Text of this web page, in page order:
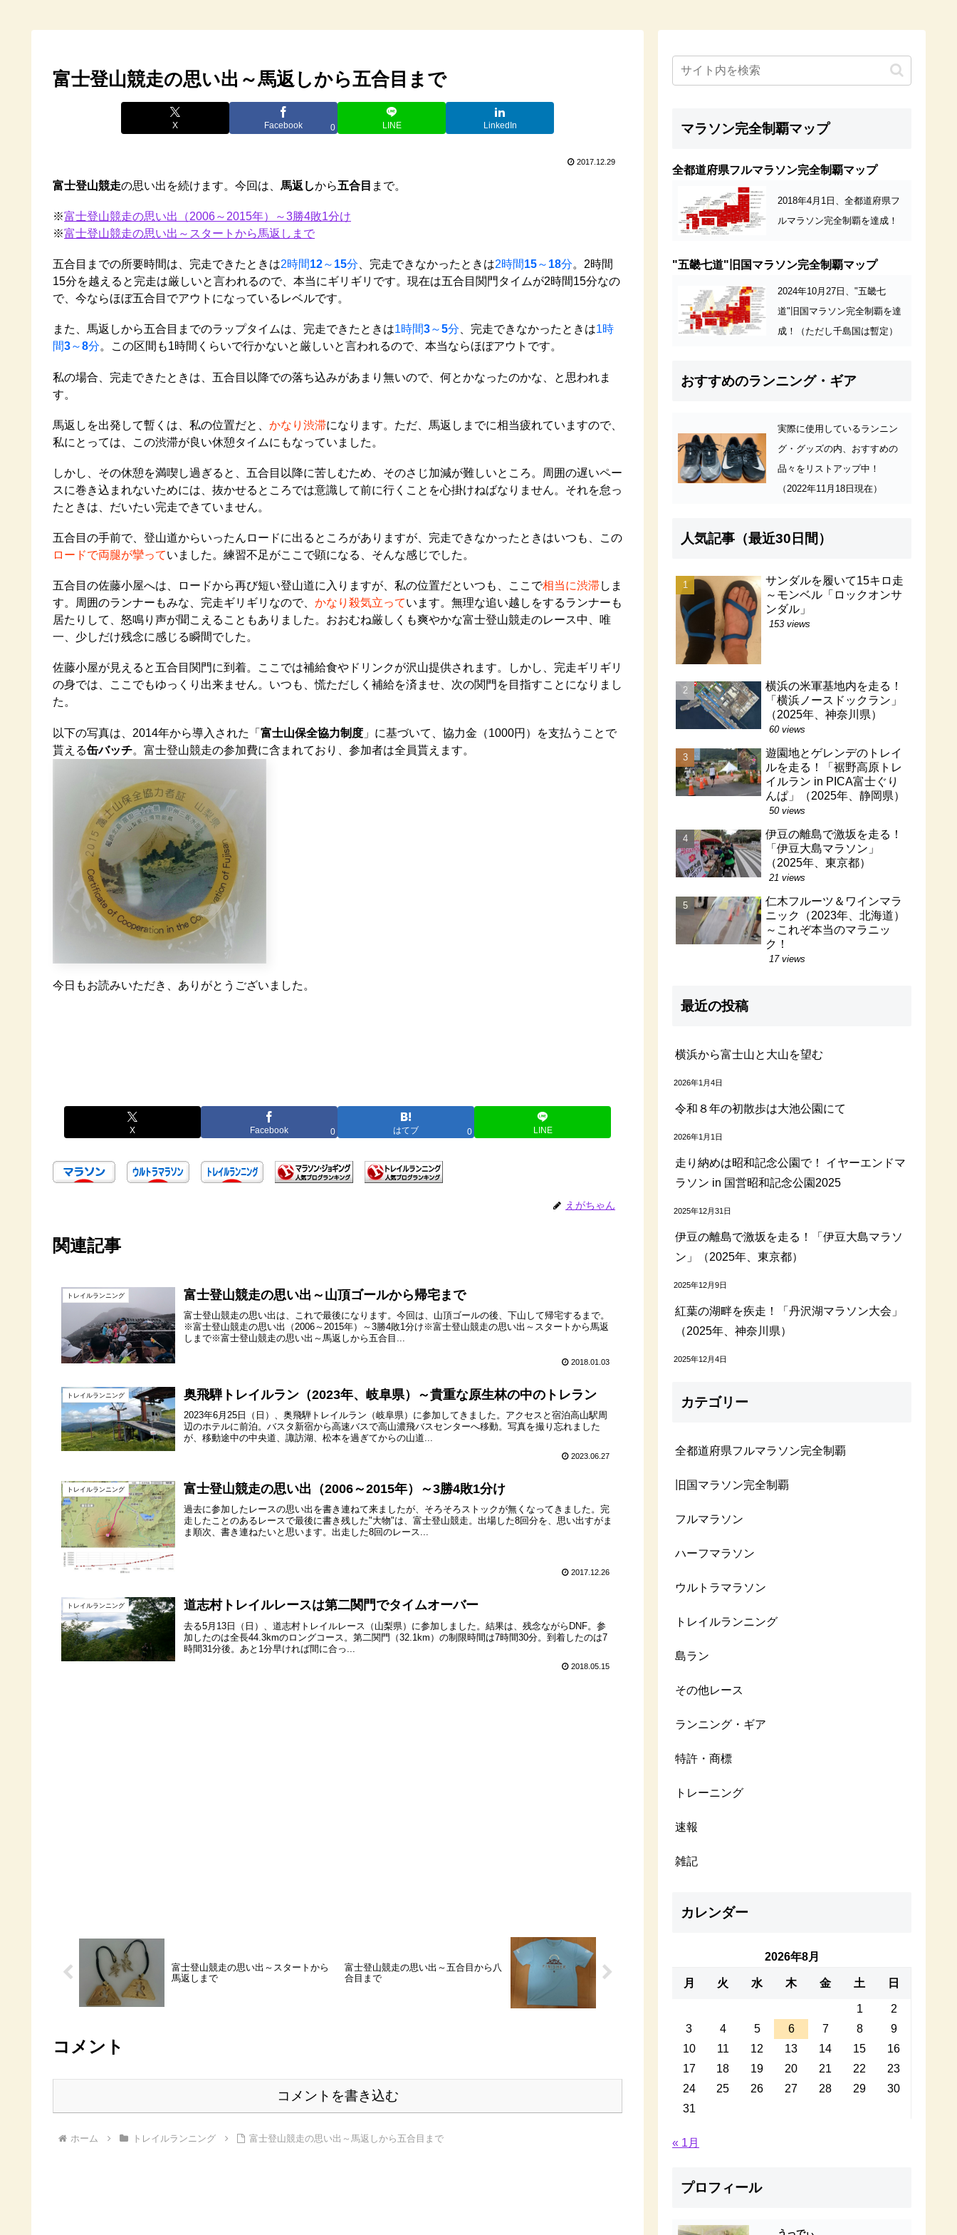
富士登山競走の思い出～馬返しから五合目まで
X Facebook 0 LINE LinkedIn
2017.12.29
富士登山競走の思い出を続けます。今回は、 馬返しから五合目 まで。
※富士登山競走の思い出（2006～2015年）～3勝4敗1分け
※富士登山競走の思い出～スタートから馬返しまで
五合目までの所要時間は、完走できたときは2時間12～ 15分 、完走できなかったときは2時間15～ 18分。2時間
15分を越えると完走は厳しいと言われるので、本当にギリギリです。現在は五合目関門タイムが2時間15分なの
で、今ならほぼ五合目でアウトになっているレベルです。
また、馬返しから五合目までのラップタイムは、完走できたときは1時間3～5分 、完走できなかったときは1時
間3～8分。この区間も1時間くらいで行かないと厳しいと言われるので、本当ならほぼアウトです。
私の場合、完走できたときは、五合目以降での落ち込みがあまり無いので、何とかなったのかな、と思われま
す。
馬返しを出発して暫くは、私の位置だと、 かなり渋滞になります。ただ、馬返しまでに相当疲れていますので、
私にとっては、この渋滞が良い休憩タイムにもなっていました。
しかし、その休憩を満喫し過ぎると、五合目以降に苦しむため、そのさじ加減が難しいところ。周囲の遅いペー
スに巻き込まれないためには、抜かせるところでは意識して前に行くことを心掛けねばなりません。それを怠っ
たときは、だいたい完走できていません。
五合目の手前で、登山道からいったんロードに出るところがありますが、完走できなかったときはいつも、この
ロードで両腿が攣っていました。練習不足がここで顕になる、そんな感じでした。
五合目の佐藤小屋へは、ロードから再び短い登山道に入りますが、私の位置だといつも、ここで相当に渋滞しま
す。周囲のランナーもみな、完走ギリギリなので、 かなり殺気立っています。無理な追い越しをするランナーも
居たりして、怒鳴り声が聞こえることもありました。おおむね厳しくも爽やかな富士登山競走のレース中、唯
一、少しだけ残念に感じる瞬間でした。
佐藤小屋が見えると五合目関門に到着。ここでは補給食やドリンクが沢山提供されます。しかし、完走ギリギリ
の身では、ここでもゆっくり出来ません。いつも、慌ただしく補給を済ませ、次の関門を目指すことになりまし
た。
以下の写真は、2014年から導入された「 富士山保全協力制度 」に基づいて、協力金（1000円）を支払うことで
貰える缶バッチ。富士登山競走の参加費に含まれており、参加者は全員貰えます。
今日もお読みいただき、ありがとうございました。
X Facebook 0 はてブ 0 LINE
えがちゃん
関連記事
トレイルランニング 富士登山競走の思い出～山頂ゴールから帰宅まで
富士登山競走の思い出は、これで最後になります。今回は、山頂ゴールの後、下山して帰宅するまで。
※富士登山競走の思い出（2006～2015年）～3勝4敗1分け※富士登山競走の思い出～スタートから馬返
しまで※富士登山競走の思い出～馬返しから五合目...
2018.01.03
トレイルランニング 奥飛騨トレイルラン（2023年、岐阜県）～貴重な原生林の中のトレラン
2023年6月25日（日）、奥飛騨トレイルラン（岐阜県）に参加してきました。アクセスと宿泊高山駅周
辺のホテルに前泊。バスタ新宿から高速バスで高山濃飛バスセンターへ移動。写真を撮り忘れました
が、移動途中の中央道、諏訪湖、松本を過ぎてからの山道...
2023.06.27
トレイルランニング 富士登山競走の思い出（2006～2015年）～3勝4敗1分け
過去に参加したレースの思い出を書き連ねて来ましたが、そろそろストックが無くなってきました。完
走したことのあるレースで最後に書き残した"大物"は、富士登山競走。出場した8回分を、思い出すがま
ま順次、書き連ねたいと思います。出走した8回のレース...
2017.12.26
トレイルランニング 道志村トレイルレースは第二関門でタイムオーバー
去る5月13日（日）、道志村トレイルレース（山梨県）に参加しました。結果は、残念ながらDNF。参
加したのは全長44.3kmのロングコース。第二関門（32.1km）の制限時間は7時間30分。到着したのは7
時間31分後。あと1分早ければ間に合っ...
2018.05.15
富士登山競走の思い出～スタートから
馬返しまで
富士登山競走の思い出～五合目から八
合目まで
コメント
コメントを書き込む
ホーム トレイルランニング 富士登山競走の思い出～馬返しから五合目まで
マラソン完全制覇マップ
全都道府県フルマラソン完全制覇マップ
2018年4月1日、全都道府県フ
ルマラソン完全制覇を達成！
"五畿七道"旧国マラソン完全制覇マップ
2024年10月27日、"五畿七
道"旧国マラソン完全制覇を達
成！（ただし千島国は暫定）
おすすめのランニング・ギア
実際に使用しているランニン
グ・グッズの内、おすすめの
品々をリストアップ中！
（2022年11月18日現在）
人気記事（最近30日間）
サンダルを履いて15キロ走
～モンベル「ロックオンサ
ンダル」
153 views
横浜の米軍基地内を走る！
「横浜ノースドックラン」
（2025年、神奈川県）
60 views
遊園地とゲレンデのトレイ
ルを走る！「裾野高原トレ
イルラン in PICA富士ぐり
んぱ」（2025年、静岡県）
50 views
伊豆の離島で激坂を走る！
「伊豆大島マラソン」
（2025年、東京都）
21 views
仁木フルーツ＆ワインマラ
ニック（2023年、北海道）
～これぞ本当のマラニッ
ク！
17 views
最近の投稿
横浜から富士山と大山を望む
2026年1月4日
令和８年の初散歩は大池公園にて
2026年1月1日
走り納めは昭和記念公園で！ イヤーエンドマ
ラソン in 国営昭和記念公園2025
2025年12月31日
伊豆の離島で激坂を走る！「伊豆大島マラソ
ン」（2025年、東京都）
2025年12月9日
紅葉の湖畔を疾走！「丹沢湖マラソン大会」
（2025年、神奈川県）
2025年12月4日
カテゴリー
全都道府県フルマラソン完全制覇
旧国マラソン完全制覇
フルマラソン
ハーフマラソン
ウルトラマラソン
トレイルランニング
島ラン
その他レース
ランニング・ギア
特許・商標
トレーニング
速報
雑記
カレンダー
2026年8月
月 火 水 木 金 土 日
1
2
3
4 5 6 7 8
9
10
11 12 13 14 15
16
17
18 19 20 21 22
23
24
25 26 27 28 29
30
31
« 1月
プロフィール